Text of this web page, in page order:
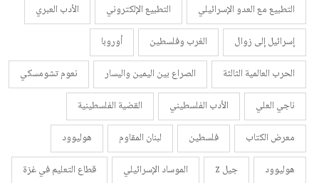
التطبيع مع العدو الإسرائيلي
التطبيع الإلكتروني
الأدب العبري
إسرائيل إلى زوال
الغرب وفلسطين
أوروبا
الحرب العالمية الثالثة
الصراع بين اليمين واليسار
نعوم تشومسكي
ناجي العلي
الأدب الفلسطيني
القضية الفلسطينية
معرض الكتاب
فلسطين لبنان المقاوم
هوليوود
هوليوود
جيل z الموساد الإسرائيلي
قطاع التعليم في غزة